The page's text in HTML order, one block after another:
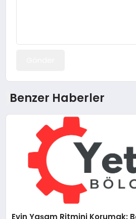
Benzer Haberler
Evin Yaşam Ritmini Korumak: